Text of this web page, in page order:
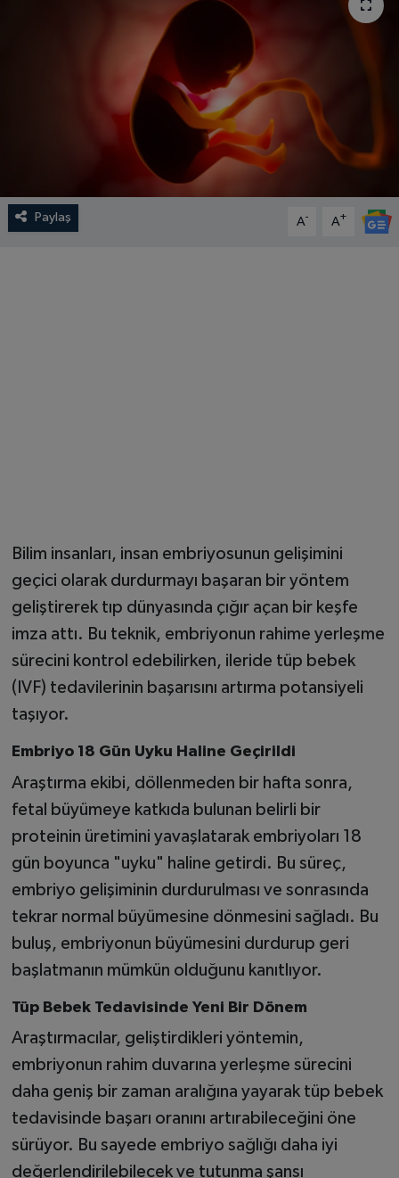
Paylaş A- A+
Bilim insanları, insan embriyosunun gelişimini
geçici olarak durdurmayı başaran bir yöntem
geliştirerek tıp dünyasında çığır açan bir keşfe
imza attı. Bu teknik, embriyonun rahime yerleşme
sürecini kontrol edebilirken, ileride tüp bebek
(IVF) tedavilerinin başarısını artırma potansiyeli
taşıyor.
Embriyo 18 Gün Uyku Haline Geçirildi
Araştırma ekibi, döllenmeden bir hafta sonra,
fetal büyümeye katkıda bulunan belirli bir
proteinin üretimini yavaşlatarak embriyoları 18
gün boyunca "uyku" haline getirdi. Bu süreç,
embriyo gelişiminin durdurulması ve sonrasında
tekrar normal büyümesine dönmesini sağladı. Bu
buluş, embriyonun büyümesini durdurup geri
başlatmanın mümkün olduğunu kanıtlıyor.
Tüp Bebek Tedavisinde Yeni Bir Dönem
Araştırmacılar, geliştirdikleri yöntemin,
embriyonun rahim duvarına yerleşme sürecini
daha geniş bir zaman aralığına yayarak tüp bebek
tedavisinde başarı oranını artırabileceğini öne
sürüyor. Bu sayede embriyo sağlığı daha iyi
değerlendirilebilecek ve tutunma şansı
YEMEK